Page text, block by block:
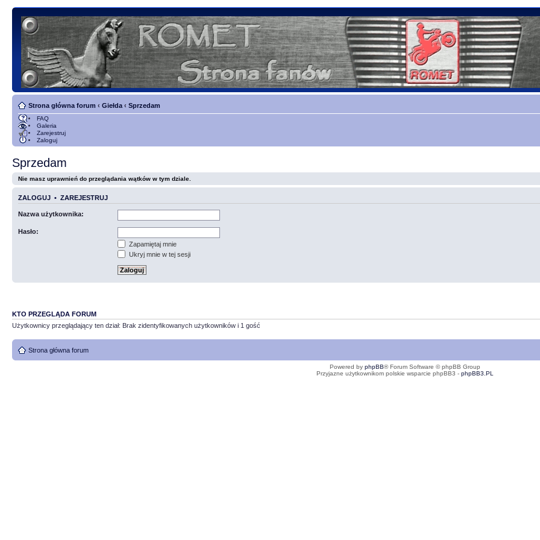
Strona główna forum ‹ Giełda ‹ Sprzedam
FAQ
Galeria
Zarejestruj
Zaloguj
Sprzedam
Nie masz uprawnień do przeglądania wątków w tym dziale.
ZALOGUJ • ZAREJESTRUJ
Nazwa użytkownika:
Hasło:
Zapamiętaj mnie
Ukryj mnie w tej sesji
KTO PRZEGLĄDA FORUM
Użytkownicy przeglądający ten dział: Brak zidentyfikowanych użytkowników i 1 gość
Strona główna forum
Powered by phpBB® Forum Software © phpBB Group
Przyjazne użytkownikom polskie wsparcie phpBB3 - phpBB3.PL